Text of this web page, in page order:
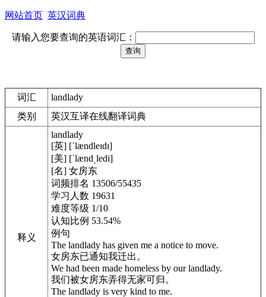
网站首页 英汉词典
请输入您要查询的英语词汇：
词汇
landlady
类别
英汉互译在线翻译词典
释义
landlady
[英] [ˈlændleɪdɪ]
[美] [ˈlændˌledi]
[名] 女房东
词频排名 13506/55435
学习人数 19631
难度等级 1/10
认知比例 53.54%
例句
The landlady has given me a notice to move.
女房东已通知我迁出。
We had been made homeless by our landlady.
我们被女房东弄得无家可归。
The landlady is very kind to me.